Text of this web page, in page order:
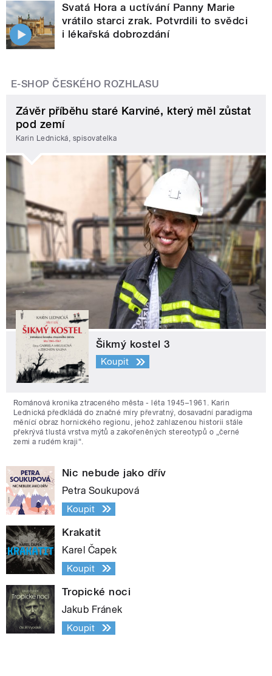
Svatá Hora a uctívání Panny Marie
vrátilo starci zrak. Potvrdili to svědci
i lékařská dobrozdání
E-SHOP ČESKÉHO ROZHLASU
Závěr příběhu staré Karviné, který měl zůstat
pod zemí
Karin Lednická, spisovatelka
Šikmý kostel 3
Koupit
Románová kronika ztraceného města - léta 1945–1961. Karin
Lednická předkládá do značné míry převratný, dosavadní paradigma
měnící obraz hornického regionu, jehož zahlazenou historii stále
překrývá tlustá vrstva mýtů a zakořeněných stereotypů o „černé
zemi a rudém kraji“.
Nic nebude jako dřív
Petra Soukupová
Koupit
Krakatit
Karel Čapek
Koupit
Tropické noci
Jakub Fránek
Koupit